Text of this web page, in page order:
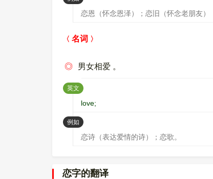
恋恩（怀念恩泽）；恋旧（怀念老朋友）
名词
◎ 男女相爱 。
英文 ：
love;
例如 ：
恋诗（表达爱情的诗）；恋歌。
恋字的翻译